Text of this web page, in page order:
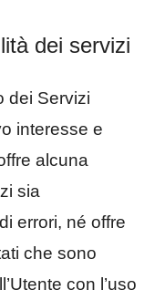
dei servizi
dei Servizi
interesse e
alcuna
sia
errori, né offre
che sono
con l’uso